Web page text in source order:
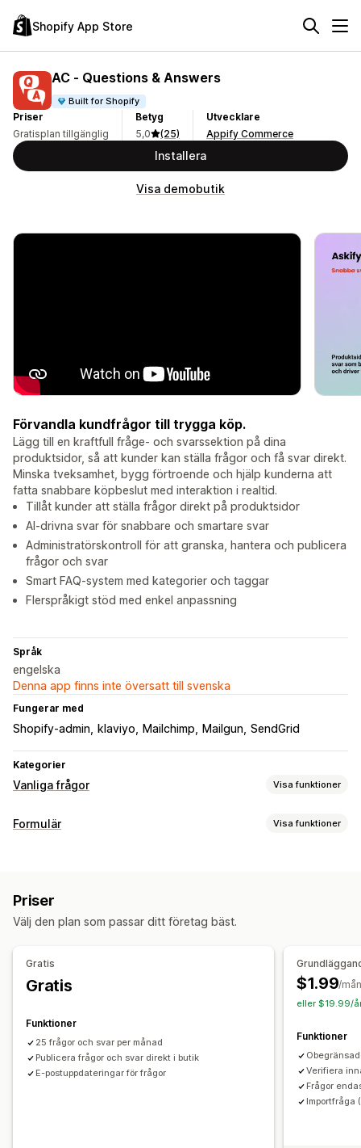
Shopify App Store
AC ‑ Questions & Answers
Built for Shopify
Priser
Gratisplan tillgänglig
Betyg
5,0
(25)
Utvecklare
Appify Commerce
Installera
Visa demobutik
Förvandla kundfrågor till trygga köp.
Lägg till en kraftfull fråge- och svarssektion på dina
produktsidor, så att kunder kan ställa frågor och få svar direkt.
Minska tveksamhet, bygg förtroende och hjälp kunderna att
fatta snabbare köpbeslut med interaktion i realtid.
Tillåt kunder att ställa frågor direkt på produktsidor
AI-drivna svar för snabbare och smartare svar
Administratörskontroll för att granska, hantera och publicera
frågor och svar
Smart FAQ-system med kategorier och taggar
Flerspråkigt stöd med enkel anpassning
Språk
engelska
Denna app finns inte översatt till svenska
Fungerar med
Shopify-admin klaviyo Mailchimp Mailgun SendGrid
Kategorier
Vanliga frågor Visa funktioner
Redigeringsverktyg
Visningsalternativ
Dragspelsmeny
Produktsidor
Formulär Visa funktioner
Hantering av data
E-postsvar
CAPTCHA
Priser
Välj den plan som passar ditt företag bäst.
Gratis
Gratis
Funktioner
25 frågor och svar per månad
Publicera frågor och svar direkt i butik
E-postuppdateringar för frågor
$1.99/
eller $19.99/
Funktioner
Verifiera
Frågor
Importfråga